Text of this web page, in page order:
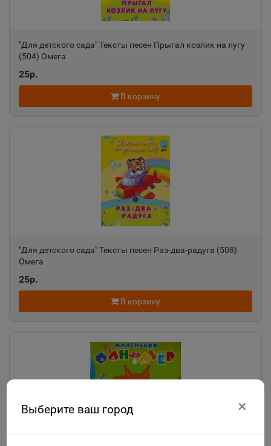
Выберите ваш город ✕
"Для детского сада" Тексты песен Прыгал козлик на лугу
(504) Омега
25р.
В корзину
"Для детского сада" Тексты песен Раз-два-радуга (508)
Омега
25р.
В корзину